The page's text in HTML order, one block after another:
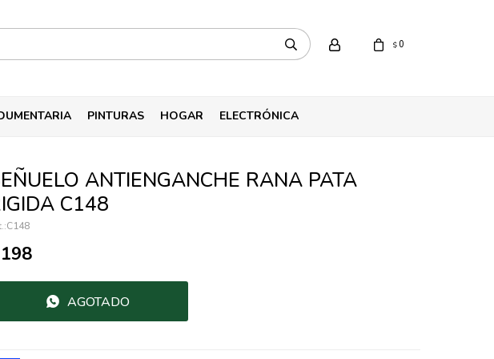
PINTURAS HOGAR ELECTRÓNICA
$ 0
ANTIENGANCHE RANA PATA
C148
C148
198
AGOTADO